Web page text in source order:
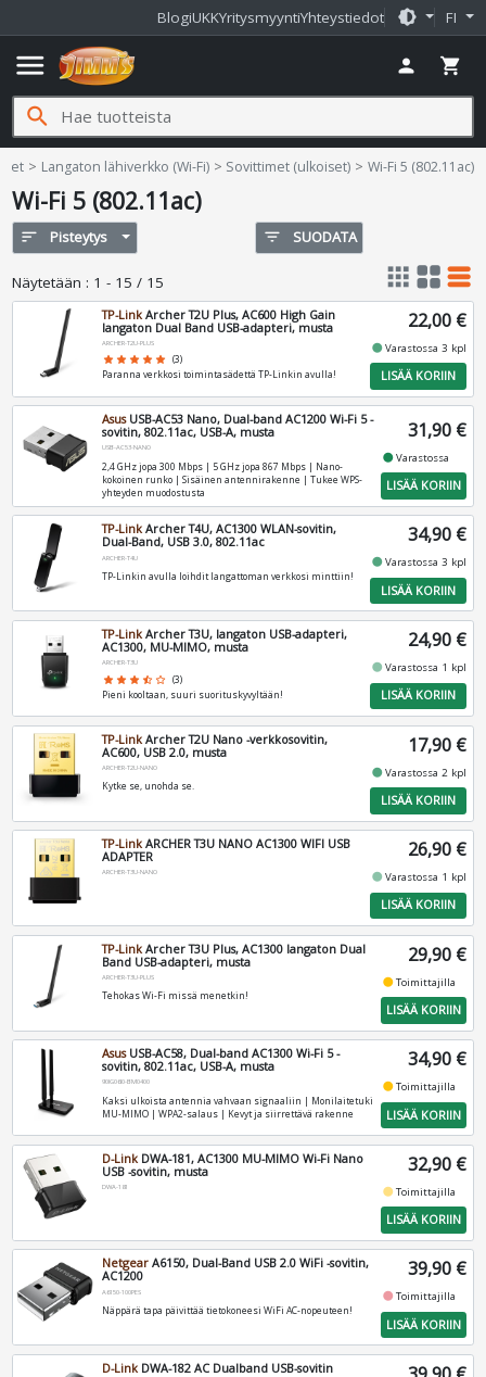
BlogiUKKYritysmyyntiYhteystiedot brightness_medium FI
menu person shopping_cart
search
Langaton lähiverkko (Wi-Fi) Sovittimet (ulkoiset) Wi-Fi 5 (802.11ac)
Wi-Fi 5 (802.11ac)
sort Pisteytys filter_list SUODATA
Näytetään : 1 - 15 / 15 apps grid_view table_rows
TP-Link Archer T2U Plus, AC600 High Gain
langaton Dual Band USB-adapteri, musta
ARCHER-T2U-PLUS
star star star star star (3)
Paranna verkkosi toimintasädettä TP-Linkin avulla!
22,00 €
fiber_manual_recordVarastossa 3 kpl
LISÄÄ KORIIN
AsusUSB-AC53 Nano, Dual-band AC1200 Wi-Fi 5 -
sovitin, 802.11ac, USB-A, musta
USB-AC53-NANO
2,4 GHz jopa 300 Mbps | 5 GHz jopa 867 Mbps | Nano-
kokoinen runko | Sisäinen antennirakenne | Tukee WPS-
yhteyden muodostusta
31,90 €
fiber_manual_recordVarastossa
LISÄÄ KORIIN
TP-LinkArcher T4U, AC1300 WLAN-sovitin,
Dual-Band, USB 3.0, 802.11ac
ARCHER-T4U
TP-Linkin avulla loihdit langattoman verkkosi minttiin!
34,90 €
fiber_manual_recordVarastossa 3 kpl
LISÄÄ KORIIN
TP-LinkArcher T3U, langaton USB-adapteri,
AC1300, MU-MIMO, musta
ARCHER-T3U
star star star star_half star_border (3)
Pieni kooltaan, suuri suorituskyvyltään!
24,90 €
fiber_manual_recordVarastossa 1 kpl
LISÄÄ KORIIN
TP-Link Archer T2U Nano -verkkosovitin,
AC600, USB 2.0, musta
ARCHER-T2U-NANO
Kytke se, unohda se.
17,90 €
fiber_manual_recordVarastossa 2 kpl
LISÄÄ KORIIN
TP-LinkARCHER T3U NANO AC1300 WIFI USB
ADAPTER
ARCHER-T3U-NANO
26,90 €
fiber_manual_recordVarastossa 1 kpl
LISÄÄ KORIIN
TP-Link Archer T3U Plus, AC1300 langaton Dual
Band USB-adapteri, musta
ARCHER-T3U-PLUS
Tehokas Wi-Fi missä menetkin!
29,90 €
fiber_manual_recordToimittajilla
LISÄÄ KORIIN
AsusUSB-AC58, Dual-band AC1300 Wi-Fi 5 -
sovitin, 802.11ac, USB-A, musta
90IG06I0-BM0400
Kaksi ulkoista antennia vahvaan signaaliin | Monilaitetuki
MU-MIMO | WPA2-salaus | Kevyt ja siirrettävä rakenne
34,90 €
fiber_manual_recordToimittajilla
LISÄÄ KORIIN
D-Link DWA-181, AC1300 MU-MIMO Wi-Fi Nano
USB -sovitin, musta
DWA-181
32,90 €
fiber_manual_recordToimittajilla
LISÄÄ KORIIN
Netgear A6150, Dual-Band USB 2.0 WiFi -sovitin,
AC1200
A6150-100PES
Näppärä tapa päivittää tietokoneesi WiFi AC-nopeuteen!
39,90 €
fiber_manual_recordToimittajilla
LISÄÄ KORIIN
D-LinkDWA-182 AC Dualband USB-sovitin